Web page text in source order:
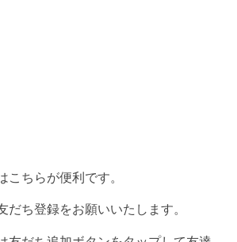
こちらが便利です。
だち登録をお願いいたします。